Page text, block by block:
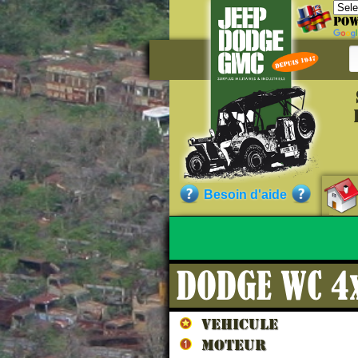
Besoin d'aide
DODGE
VEHICULE
MOTEUR
Qualité :
Sans garantie.)
Nos